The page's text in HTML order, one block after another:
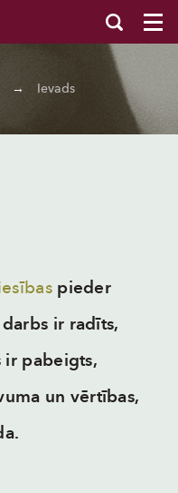
→ Ievads
pieder
ir radīts,
ir pabeigts,
un vērtības,